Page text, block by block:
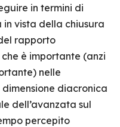
in termini di
vista della chiusura
rapporto
è importante (anzi
nelle
diacronica
dell’avanzata sul
percepito